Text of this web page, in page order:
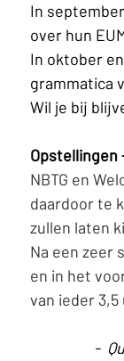
In
over hun
In oktober
grammatica
Wil je bij
Opstellingen
NBTG en
daardoor te
zullen laten
Na een zeer
en in het
van ieder 3,5